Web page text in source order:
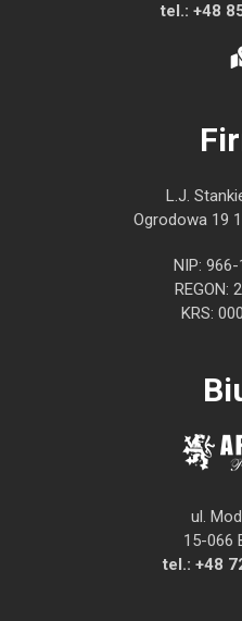
tel.: +48
L.J.
Ogrodowa 19
NIP:
REGON:
KRS:
ul.
15-066
tel.: +48